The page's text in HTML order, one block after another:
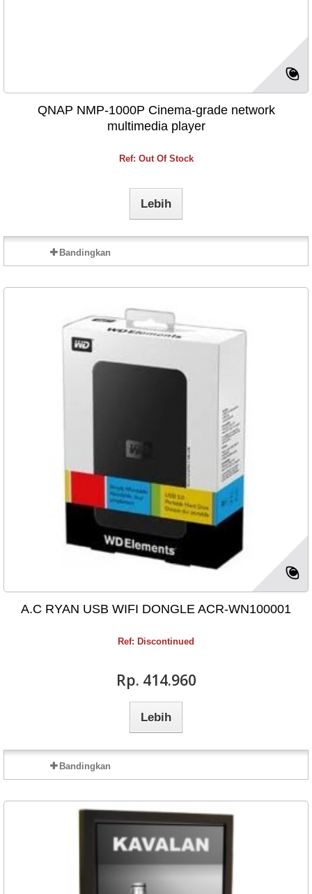
QNAP NMP-1000P Cinema-grade network
multimedia player
Ref: Out Of Stock
Lebih
Bandingkan
A.C RYAN USB WIFI DONGLE ACR-WN100001
Ref: Discontinued
Rp‎. 414.960
Lebih
Bandingkan